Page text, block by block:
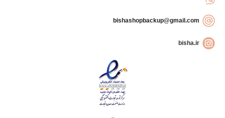
bisha.ir